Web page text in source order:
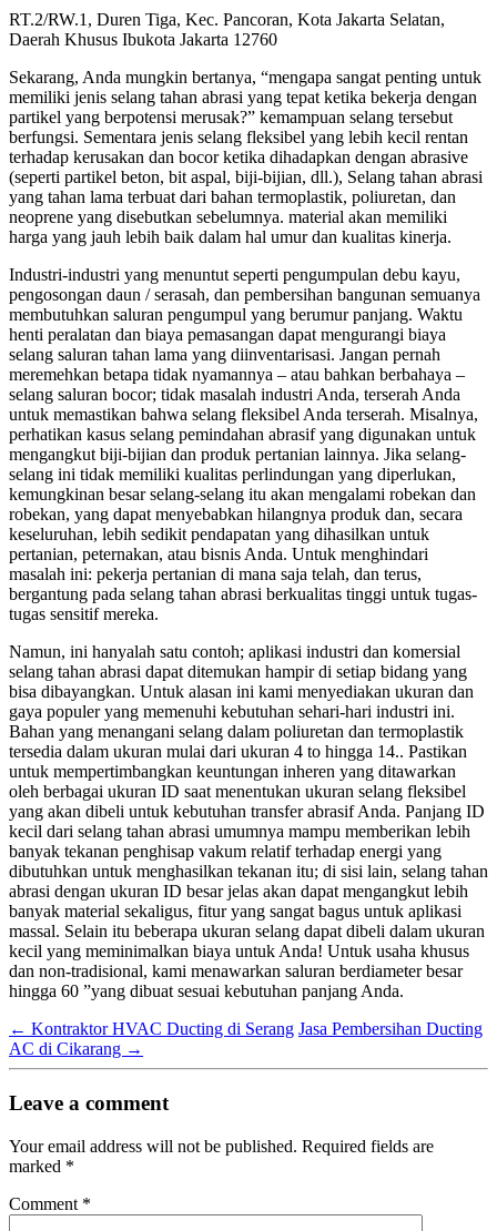
RT.2/RW.1, Duren Tiga, Kec. Pancoran, Kota Jakarta Selatan,
Daerah Khusus Ibukota Jakarta 12760
Sekarang, Anda mungkin bertanya, “mengapa sangat penting untuk
memiliki jenis selang tahan abrasi yang tepat ketika bekerja dengan
partikel yang berpotensi merusak?” kemampuan selang tersebut
berfungsi. Sementara jenis selang fleksibel yang lebih kecil rentan
terhadap kerusakan dan bocor ketika dihadapkan dengan abrasive
(seperti partikel beton, bit aspal, biji-bijian, dll.), Selang tahan abrasi
yang tahan lama terbuat dari bahan termoplastik, poliuretan, dan
neoprene yang disebutkan sebelumnya. material akan memiliki
harga yang jauh lebih baik dalam hal umur dan kualitas kinerja.
Industri-industri yang menuntut seperti pengumpulan debu kayu,
pengosongan daun / serasah, dan pembersihan bangunan semuanya
membutuhkan saluran pengumpul yang berumur panjang. Waktu
henti peralatan dan biaya pemasangan dapat mengurangi biaya
selang saluran tahan lama yang diinventarisasi. Jangan pernah
meremehkan betapa tidak nyamannya – atau bahkan berbahaya –
selang saluran bocor; tidak masalah industri Anda, terserah Anda
untuk memastikan bahwa selang fleksibel Anda terserah. Misalnya,
perhatikan kasus selang pemindahan abrasif yang digunakan untuk
mengangkut biji-bijian dan produk pertanian lainnya. Jika selang-
selang ini tidak memiliki kualitas perlindungan yang diperlukan,
kemungkinan besar selang-selang itu akan mengalami robekan dan
robekan, yang dapat menyebabkan hilangnya produk dan, secara
keseluruhan, lebih sedikit pendapatan yang dihasilkan untuk
pertanian, peternakan, atau bisnis Anda. Untuk menghindari
masalah ini: pekerja pertanian di mana saja telah, dan terus,
bergantung pada selang tahan abrasi berkualitas tinggi untuk tugas-
tugas sensitif mereka.
Namun, ini hanyalah satu contoh; aplikasi industri dan komersial
selang tahan abrasi dapat ditemukan hampir di setiap bidang yang
bisa dibayangkan. Untuk alasan ini kami menyediakan ukuran dan
gaya populer yang memenuhi kebutuhan sehari-hari industri ini.
Bahan yang menangani selang dalam poliuretan dan termoplastik
tersedia dalam ukuran mulai dari ukuran 4 to hingga 14.. Pastikan
untuk mempertimbangkan keuntungan inheren yang ditawarkan
oleh berbagai ukuran ID saat menentukan ukuran selang fleksibel
yang akan dibeli untuk kebutuhan transfer abrasif Anda. Panjang ID
kecil dari selang tahan abrasi umumnya mampu memberikan lebih
banyak tekanan penghisap vakum relatif terhadap energi yang
dibutuhkan untuk menghasilkan tekanan itu; di sisi lain, selang tahan
abrasi dengan ukuran ID besar jelas akan dapat mengangkut lebih
banyak material sekaligus, fitur yang sangat bagus untuk aplikasi
massal. Selain itu beberapa ukuran selang dapat dibeli dalam ukuran
kecil yang meminimalkan biaya untuk Anda! Untuk usaha khusus
dan non-tradisional, kami menawarkan saluran berdiameter besar
hingga 60 ”yang dibuat sesuai kebutuhan panjang Anda.
← Kontraktor HVAC Ducting di Serang Jasa Pembersihan Ducting
AC di Cikarang →
Leave a comment
Your email address will not be published. Required fields are
marked *
Comment *